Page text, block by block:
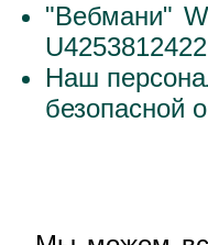
"Вебмани"
Наш
безопасной